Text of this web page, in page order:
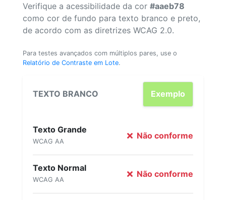
Verifique a acessibilidade da cor #aaeb78
como cor de fundo para texto branco e preto,
de acordo com as diretrizes WCAG 2.0.
Para testes avançados com múltiplos pares, use o
Relatório de Contraste em Lote.
TEXTO BRANCO Exemplo
Texto Grande
WCAG AA
Não conforme
Texto Normal
WCAG AA
Não conforme